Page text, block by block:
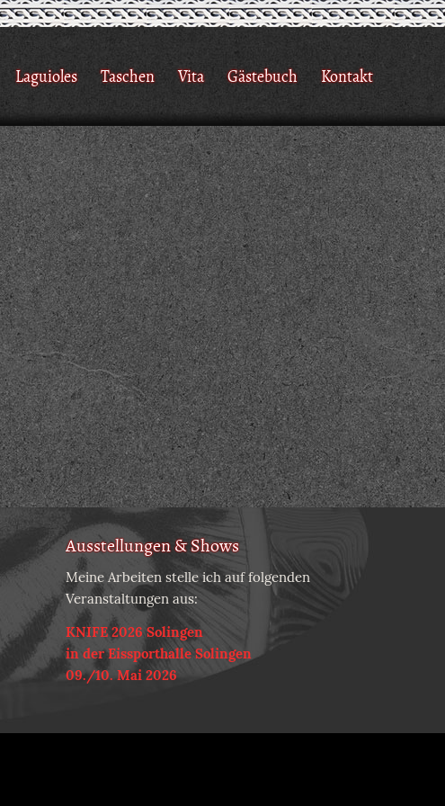
Laguioles Taschen Vita Gästebuch Kontakt
Ausstellungen & Shows
Meine Arbeiten stelle ich auf folgenden
Veranstaltungen aus:
KNIFE 2026 Solingen
in der Eissporthalle Solingen
09./10. Mai 2026